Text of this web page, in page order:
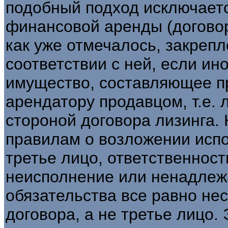
подобный подход
финансовой аренды
как уже отмечалось,
соответствии с ней, если
имущество, составляющее
арендатору продавцом,
стороной договора
правилам о возложении
третье лицо,
неисполнение или
обязательства все равно
договора, а не третье